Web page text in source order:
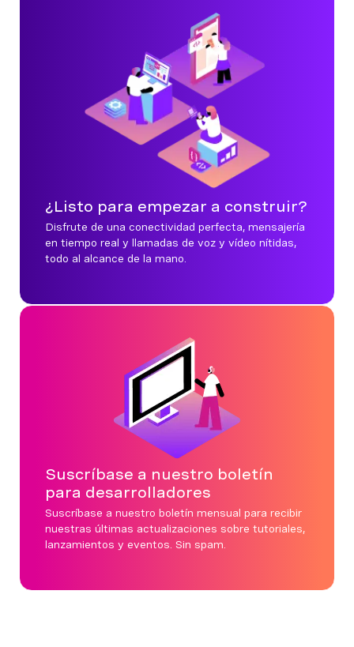
¿Listo para empezar a construir?
Disfrute de una conectividad perfecta, mensajería
en tiempo real y llamadas de voz y vídeo nítidas,
todo al alcance de la mano.
Suscríbase a nuestro boletín
para desarrolladores
Suscríbase a nuestro boletín mensual para recibir
nuestras últimas actualizaciones sobre tutoriales,
lanzamientos y eventos. Sin spam.